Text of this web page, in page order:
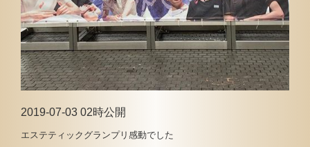
2019-07-03 02時公開
エステティックグランプリ感動でした